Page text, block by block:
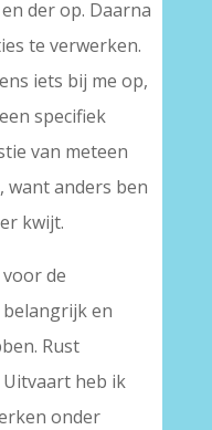
der op. Daarna
te verwerken.
iets bij me op,
specifiek
van meteen
want anders ben
kwijt.
de
en
Rust
Uitvaart heb ik
onder